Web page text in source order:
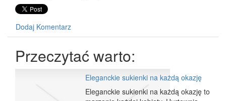
Dodaj Komentarz
Przeczytać warto:
Eleganckie sukienki na każdą okazję
Eleganckie sukienki na każdą okazję to